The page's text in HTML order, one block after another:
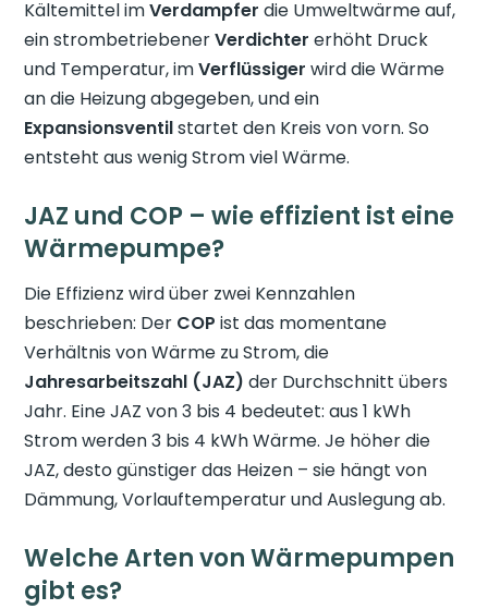
Kältemittel imVerdampfer die Umweltwärme auf,
ein strombetriebenerVerdichter erhöht Druck
und Temperatur, imVerflüssiger wird die Wärme
an die Heizung abgegeben, und ein
Expansionsventilstartet den Kreis von vorn. So
entsteht aus wenig Strom viel Wärme.
JAZ und COP – wie effizient ist eine
Wärmepumpe?
Die Effizienz wird über zwei Kennzahlen
beschrieben: Der COP ist das momentane
Verhältnis von Wärme zu Strom, die
Jahresarbeitszahl (JAZ) der Durchschnitt übers
Jahr. Eine JAZ von 3 bis 4 bedeutet: aus 1 kWh
Strom werden 3 bis 4 kWh Wärme. Je höher die
JAZ, desto günstiger das Heizen – sie hängt von
Dämmung, Vorlauftemperatur und Auslegung ab.
Welche Arten von Wärmepumpen
gibt es?